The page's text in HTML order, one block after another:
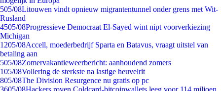
505/08Litouwen vindt opnieuw migrantentunnel onder grens met Wit-
Rusland
4505/08Progressieve Democraat El-Sayed wint nipt voorverkiezing
Michigan
1205/08Accell, moederbedrijf Sparta en Batavus, vraagt uitstel van
betaling aan
505/08Zomervakantieweerbericht: aanhoudend zomers
105/08Vollering de sterkste na lastige heuvelrit
805/08The Division Resurgence nu gratis op pc
3605/08Hackers roven Coldcard-bitcoinwallets leeg voor 114 miljoen